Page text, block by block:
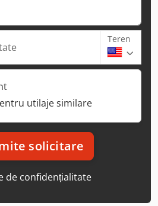
Teren
utilaje similare
solicitare
de confidențialitate